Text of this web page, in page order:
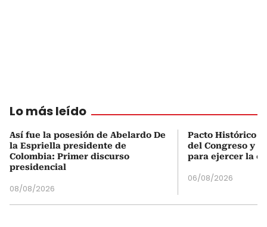
Lo más leído
Así fue la posesión de Abelardo De
la Espriella presidente de
Colombia: Primer discurso
presidencial
08/08/2026
Pacto Histórico
del Congreso y
para ejercer la
06/08/2026